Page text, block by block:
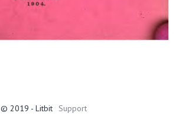
© 2019 - Litbit Support